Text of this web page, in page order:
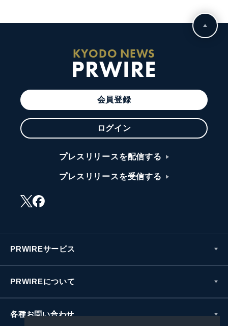
KYODO NEWS
PRWIRE
会員登録
ログイン
プレスリリースを配信する
プレスリリースを受信する
PRWIREサービス
PRWIREについて
各種お問い合わせ